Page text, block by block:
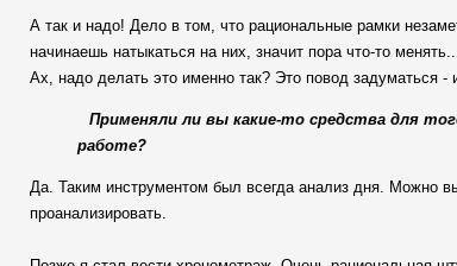
А так и надо! Дело в том, что рациональные рамки
начинаешь натыкаться на них, значит пора что-то
Ах, надо делать это именно так? Это повод задуматься -
Применяли ли вы какие-то средства для
работе?
Да. Таким инструментом был всегда анализ дня. Можно
проанализировать.